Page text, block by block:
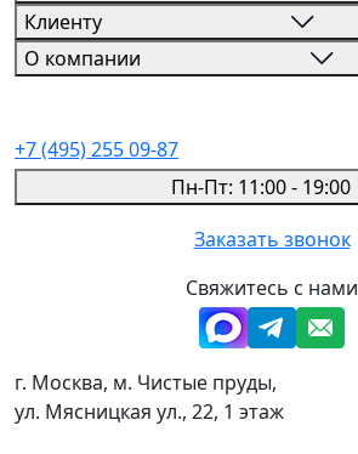
Клиенту
О компании
+7 (495) 255 09-87
Пн-Пт: 11:00 - 19:00
Заказать звонок
Свяжитесь с нами
г. Москва, м. Чистые пруды,
ул. Мясницкая ул., 22, 1 этаж